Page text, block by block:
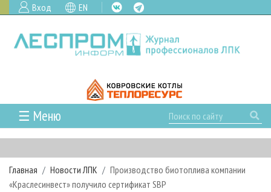
Вход EN
☰ Меню
ГЛАВНАЯ
РУБРИКИ И ТЕМЫ
РУБРИКИ ЖУРНАЛА
НОВОСТИ
Главная Новости ЛПК
Производство биотоплива компании
«Краслесинвест» получило сертификат SBP